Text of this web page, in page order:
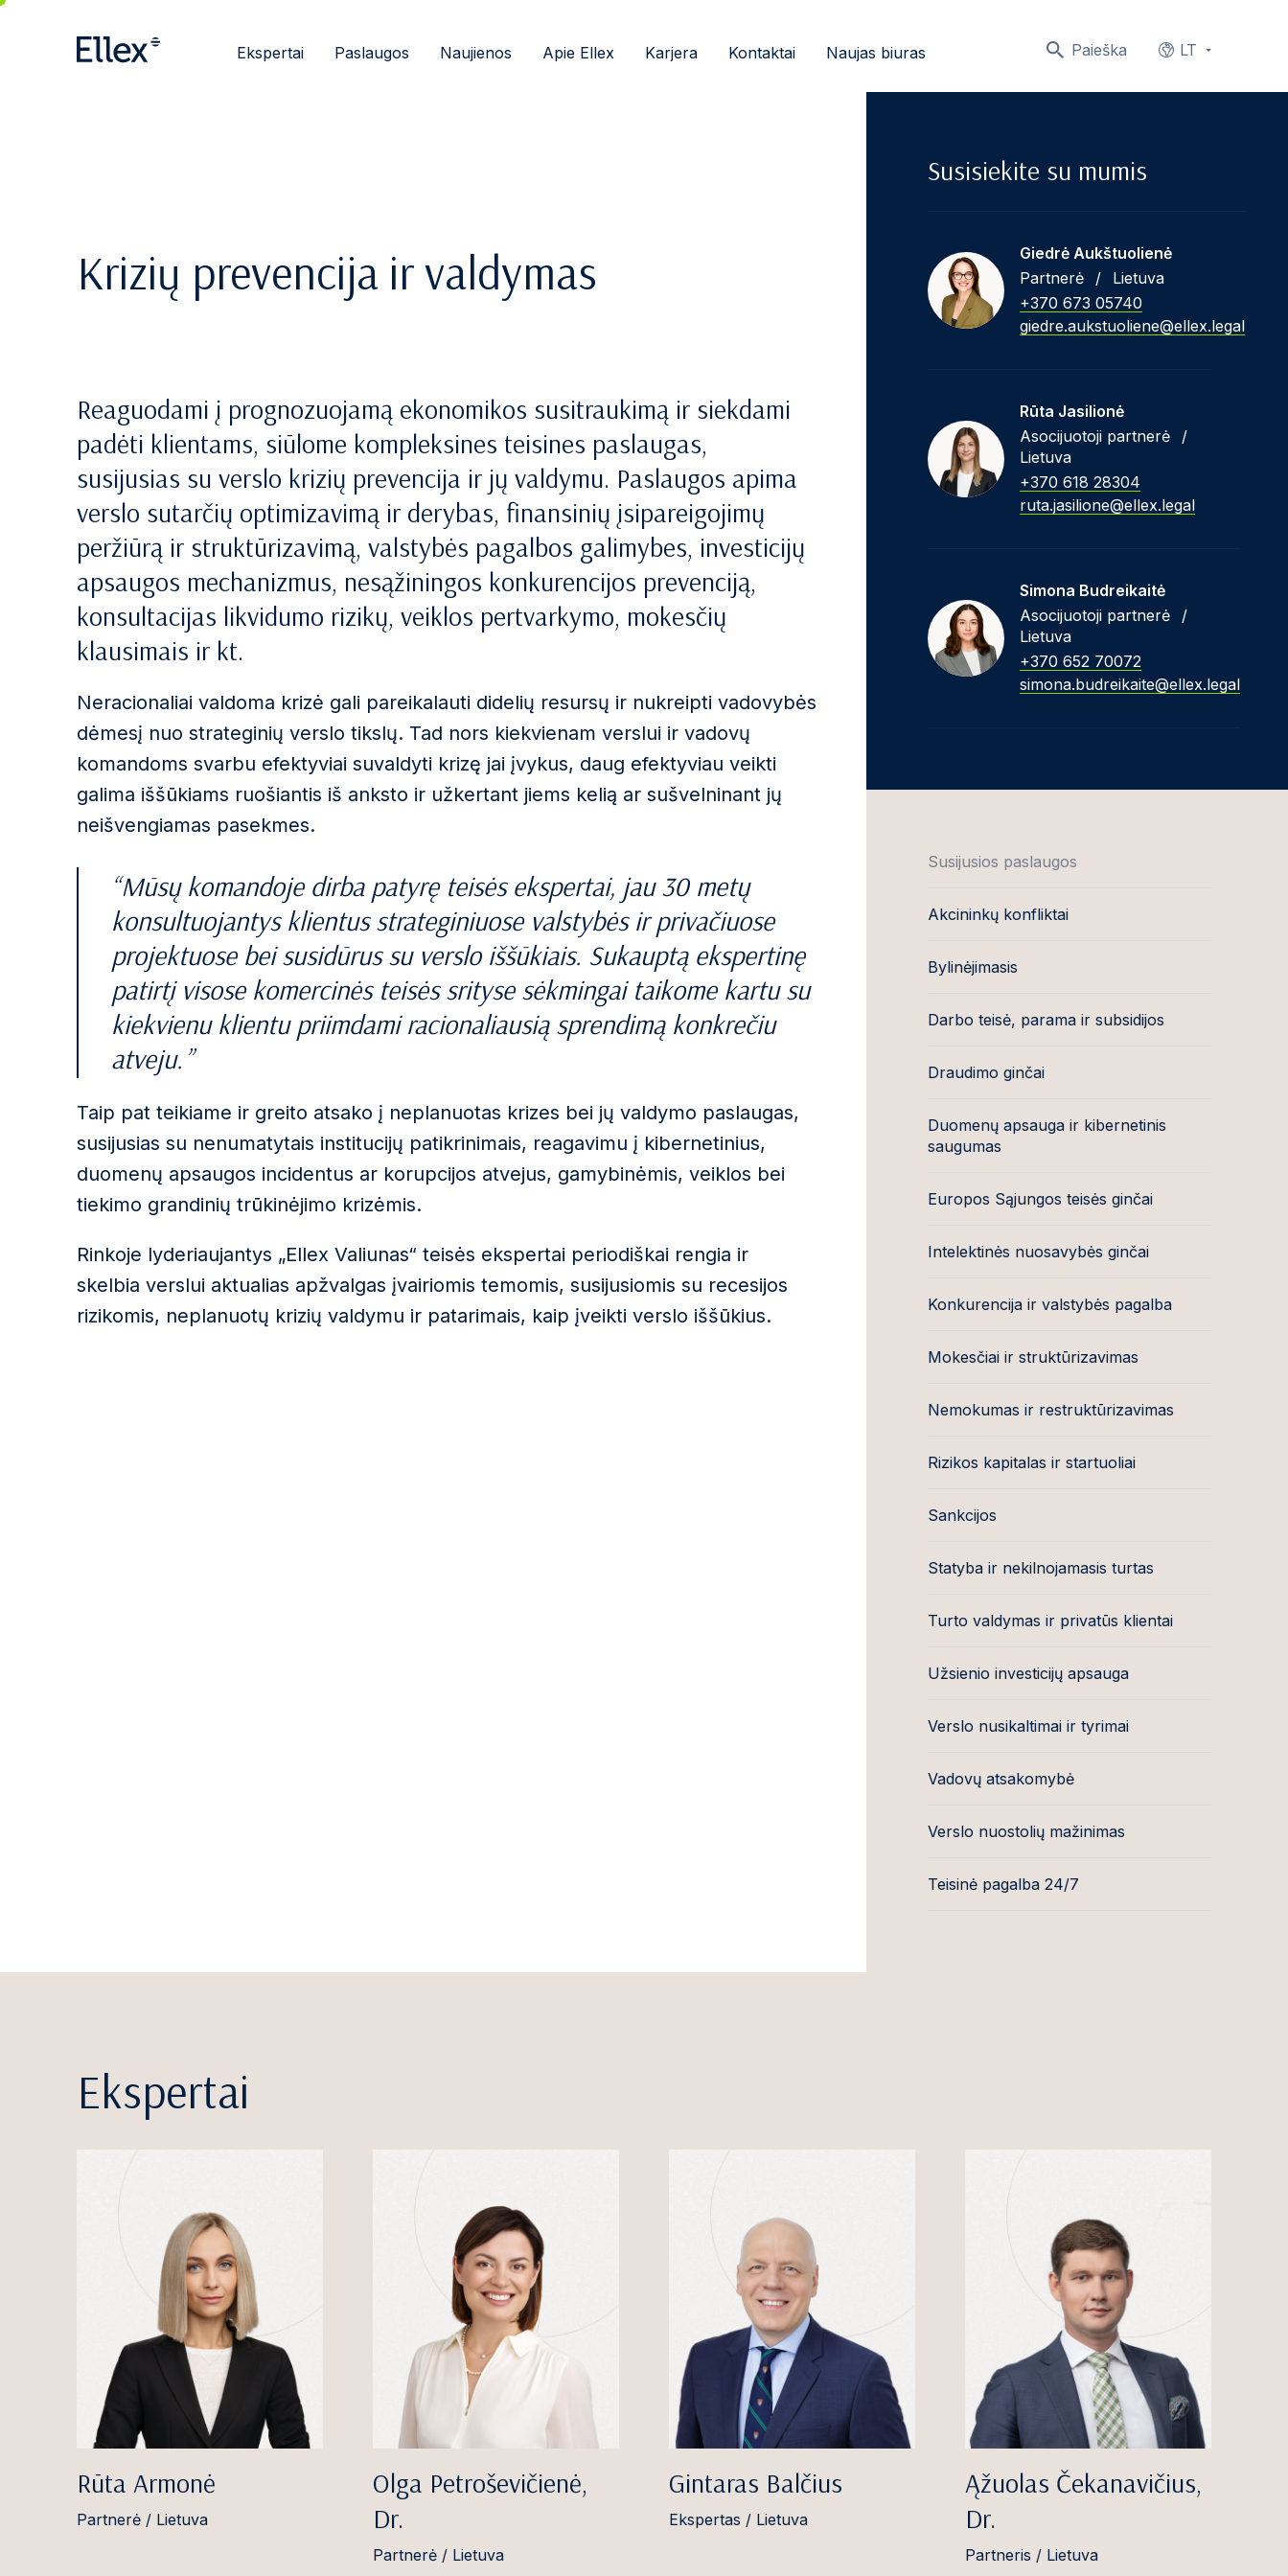
Paieška LT
Ekspertai Paslaugos Naujienos Apie Ellex Karjera Kontaktai Naujas biuras
Krizių prevencija ir valdymas
Reaguodami į prognozuojamą ekonomikos susitraukimą ir siekdami
padėti klientams, siūlome kompleksines teisines paslaugas,
susijusias su verslo krizių prevencija ir jų valdymu. Paslaugos apima
verslo sutarčių optimizavimą ir derybas, finansinių įsipareigojimų
peržiūrą ir struktūrizavimą, valstybės pagalbos galimybes, investicijų
apsaugos mechanizmus, nesąžiningos konkurencijos prevenciją,
konsultacijas likvidumo rizikų, veiklos pertvarkymo, mokesčių
klausimais ir kt.
Neracionaliai valdoma krizė gali pareikalauti didelių resursų ir nukreipti vadovybės
dėmesį nuo strateginių verslo tikslų. Tad nors kiekvienam verslui ir vadovų
komandoms svarbu efektyviai suvaldyti krizę jai įvykus, daug efektyviau veikti
galima iššūkiams ruošiantis iš anksto ir užkertant jiems kelią ar sušvelninant jų
neišvengiamas pasekmes.
Mūsų komandoje dirba patyrę teisės ekspertai, jau 30 metų
konsultuojantys klientus strateginiuose valstybės ir privačiuose
projektuose bei susidūrus su verslo iššūkiais. Sukauptą ekspertinę
patirtį visose komercinės teisės srityse sėkmingai taikome kartu su
kiekvienu klientu priimdami racionaliausią sprendimą konkrečiu
atveju.
Taip pat teikiame ir greito atsako į neplanuotas krizes bei jų valdymo paslaugas,
susijusias su nenumatytais institucijų patikrinimais, reagavimu į kibernetinius,
duomenų apsaugos incidentus ar korupcijos atvejus, gamybinėmis, veiklos bei
tiekimo grandinių trūkinėjimo krizėmis.
Rinkoje lyderiaujantys „Ellex Valiunas“ teisės ekspertai periodiškai rengia ir
skelbia verslui aktualias apžvalgas įvairiomis temomis, susijusiomis su recesijos
rizikomis, neplanuotų krizių valdymu ir patarimais, kaip įveikti verslo iššūkius.
Susisiekite su mumis
Giedrė Aukštuolienė
Partnerė
/
Lietuva
+370 673 05740
giedre.aukstuoliene@ellex.legal
Rūta Jasilionė
Asocijuotoji partnerė
/
Lietuva
+370 618 28304
ruta.jasilione@ellex.legal
Simona Budreikaitė
Asocijuotoji partnerė
/
Lietuva
+370 652 70072
simona.budreikaite@ellex.legal
Susijusios paslaugos
Akcininkų konfliktai
Bylinėjimasis
Darbo teisė, parama ir subsidijos
Draudimo ginčai
Duomenų apsauga ir kibernetinis
saugumas
Europos Sąjungos teisės ginčai
Intelektinės nuosavybės ginčai
Konkurencija ir valstybės pagalba
Mokesčiai ir struktūrizavimas
Nemokumas ir restruktūrizavimas
Rizikos kapitalas ir startuoliai
Sankcijos
Statyba ir nekilnojamasis turtas
Turto valdymas ir privatūs klientai
Užsienio investicijų apsauga
Verslo nusikaltimai ir tyrimai
Vadovų atsakomybė
Verslo nuostolių mažinimas
Teisinė pagalba 24/7
Ekspertai
Rūta Armonė
Partnerė / Lietuva
Olga Petroševičienė,
Dr.
Partnerė / Lietuva
Gintaras Balčius
Ekspertas / Lietuva
Ąžuolas Čekanavičius,
Dr.
Partneris / Lietuva